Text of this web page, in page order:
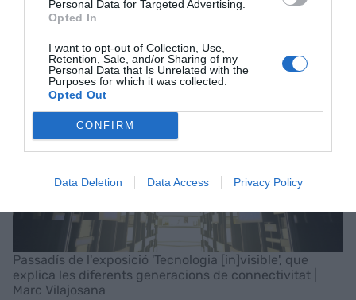
Personal Data for Targeted Advertising.
Opted In
I want to opt-out of Collection, Use,
Retention, Sale, and/or Sharing of my
Personal Data that Is Unrelated with the
Purposes for which it was collected.
Opted Out
CONFIRM
Data Deletion Data Access Privacy Policy
Passadís de l'exposició 'Tecnologia [in]visible', que
explica les diferents generacions de connectivitat |
Marc Vilajosana